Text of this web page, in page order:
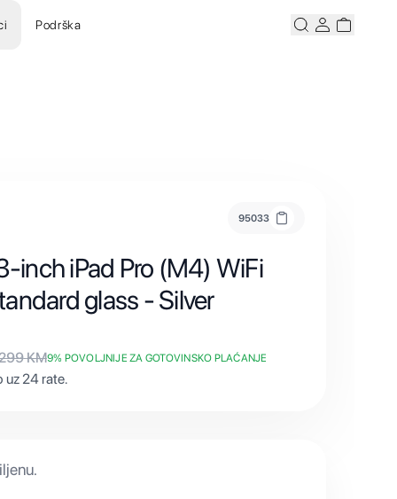
Podrška PretražiKorisnicki
95033
inch iPad Pro (M4) WiFi
glass - Silver
KM9% POVOLJNIJE ZA GOTOVINSKO PLAĆANJE
uz 24 rate.